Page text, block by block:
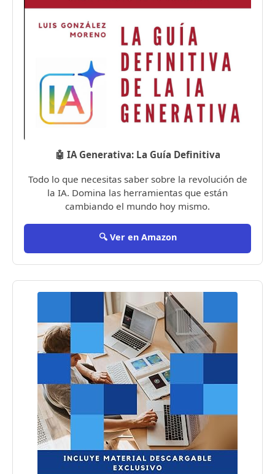
🤖 IA Generativa: La Guía Definitiva
Todo lo que necesitas saber sobre la revolución de
la IA. Domina las herramientas que están
cambiando el mundo hoy mismo.
🔍 Ver en Amazon